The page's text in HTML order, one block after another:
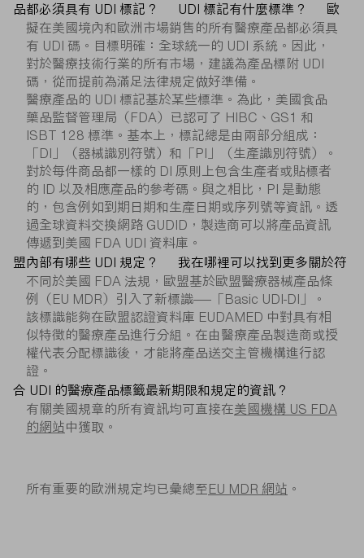
品都必須具有 UDI 標記？
擬在美國境內和歐洲市場銷售的所有醫療產品都必須具
有 UDI 碼。目標明確：全球統一的 UDI 系統。因此，
對於醫療技術行業的所有市場，建議為產品標附 UDI
碼，從而提前為滿足法律規定做好準備。
UDI 標記有什麼標準？
醫療產品的 UDI 標記基於某些標準。為此，美國食品
藥品監督管理局（FDA）已認可了 HIBC、GS1 和
ISBT 128 標準。基本上，標記總是由兩部分組成：
「DI」（器械識別符號）和「PI」（生產識別符號）。
對於每件商品都一樣的 DI 原則上包含生產者或貼標者
的 ID 以及相應產品的參考碼。與之相比，PI 是動態
的，包含例如到期日期和生產日期或序列號等資訊。透
過全球資料交換網路 GUDID，製造商可以將產品資訊
傳遞到美國 FDA UDI 資料庫。
歐
盟內部有哪些 UDI 規定？
不同於美國 FDA 法規，歐盟基於歐盟醫療器械產品條
例（EU MDR）引入了新標識——「Basic UDI-DI」。
該標識能夠在歐盟認證資料庫 EUDAMED 中對具有相
似特徵的醫療產品進行分組。在由醫療產品製造商或授
權代表分配標識後，才能將產品送交主管機構進行認
證。
我在哪裡可以找到更多關於符
合 UDI 的醫療產品標籤最新期限和規定的資訊？
有關美國規章的所有資訊均可直接在美國機構 US FDA
的網站中獲取。
所有重要的歐洲規定均已彙總至EU MDR 網站 。